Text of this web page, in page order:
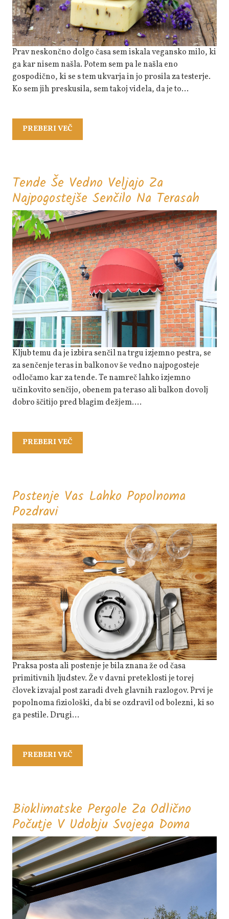
Dela
Čudeže
Na
Koži
Prav neskončno dolgo časa sem iskala vegansko milo, ki
ga kar nisem našla. Potem sem pa le našla eno
gospodično, ki se s tem ukvarja in jo prosila za testerje.
Ko sem jih preskusila, sem takoj videla, da je to…
PREBERI VEČ
VEČ
Tende Še Vedno Veljajo Za
Najpogostejše Senčilo Na Terasah
Še
Za
Na
Kljub temu da je izbira senčil na trgu izjemno pestra, se
za senčenje teras in balkonov še vedno najpogosteje
odločamo kar za tende. Te namreč lahko izjemno
učinkovito senčijo, obenem pa teraso ali balkon dovolj
dobro ščitijo pred blagim dežjem.…
PREBERI VEČ
VEČ
Postenje Vas Lahko Popolnoma
PozdraviPostenje
Vas
Lahko
Popolnoma
Pozdravi
Praksa posta ali postenje je bila znana že od časa
primitivnih ljudstev. Že v davni preteklosti je torej
človek izvajal post zaradi dveh glavnih razlogov. Prvi je
popolnoma fiziološki, da bi se ozdravil od bolezni, ki so
ga pestile. Drugi…
PREBERI VEČ
VEČ
Bioklimatske Pergole Za Odlično
Počutje V Udobju Svojega Doma
Pergole
Za
V